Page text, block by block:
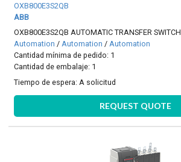
OXB800E3S2QB
ABB
OXB800E3S2QB AUTOMATIC TRANSFER SWITCH
Automation /Automation /Automation
Cantidad mínima de pedido: 1
Cantidad de embalaje: 1
Tiempo de espera: A solicitud
REQUEST QUOTE